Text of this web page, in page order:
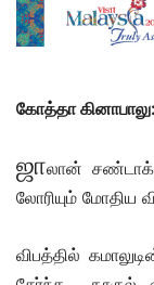
கோத்தா கினாபாலு:
ஜாலான்
லோரியும் மோதிய
விபத்தில்